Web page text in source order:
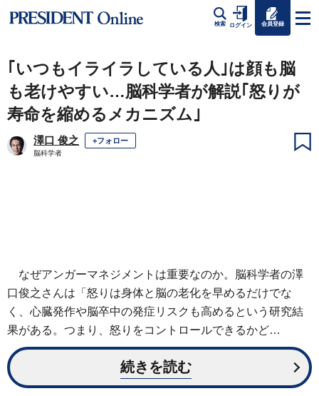
検索 ログイン 会員登録
｢いつもイライラしている人｣は顔も脳
も老けやすい…脳科学者が解説｢怒りが
寿命を縮めるメカニズム｣
澤口 俊之 +フォロー
脳科学者
なぜアンガーマネジメントは重要なのか。脳科学者の澤
口俊之さんは「怒りは身体と脳の老化を早めるだけでな
く、心臓発作や脳卒中の発症リスクも高めるという研究結
果がある。つまり、怒りをコントロールできるかど…
続きを読む